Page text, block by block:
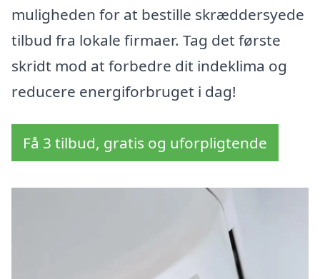
muligheden for at bestille skræddersyede
tilbud fra lokale firmaer. Tag det første
skridt mod at forbedre dit indeklima og
reducere energiforbruget i dag!
Få 3 tilbud, gratis og uforpligtende